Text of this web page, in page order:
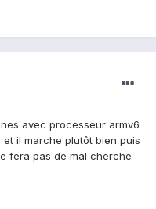
avec processeur armv6
il marche plutôt bien puis
fera pas de mal cherche